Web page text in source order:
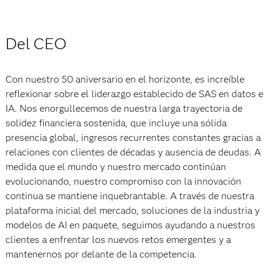
Del CEO
Con nuestro 50 aniversario en el horizonte, es increíble
reflexionar sobre el liderazgo establecido de SAS en datos e
IA. Nos enorgullecemos de nuestra larga trayectoria de
solidez financiera sostenida, que incluye una sólida
presencia global, ingresos recurrentes constantes gracias a
relaciones con clientes de décadas y ausencia de deudas. A
medida que el mundo y nuestro mercado continúan
evolucionando, nuestro compromiso con la innovación
continua se mantiene inquebrantable. A través de nuestra
plataforma inicial del mercado, soluciones de la industria y
modelos de AI en paquete, seguimos ayudando a nuestros
clientes a enfrentar los nuevos retos emergentes y a
mantenernos por delante de la competencia.